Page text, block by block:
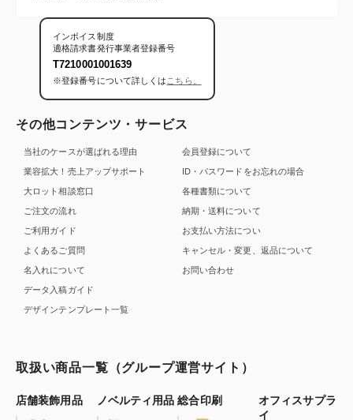
インボイス制度
適格請求書発行事業者登録番号
T7210001001639
※登録番号について詳しくは こちら。
その他コンテンツ・サービス
当社のケースが選ばれる理由
業容拡大！売上アップサポート
大ロット相談窓口
ご注文の流れ
ご利用ガイド
よくあるご質問
名入れについて
データ入稿ガイド
デザインテンプレート一覧
会員登録について
ID・パスワードをお忘れの場合
各種書類について
納期・送料について
お支払い方法につい
キャンセル・変更、返品について
お問い合わせ
取扱い商品一覧（グループ運営サイト）
店舗装飾用品 ノベルティ用品 総合印刷
オフィスサプラ
イ